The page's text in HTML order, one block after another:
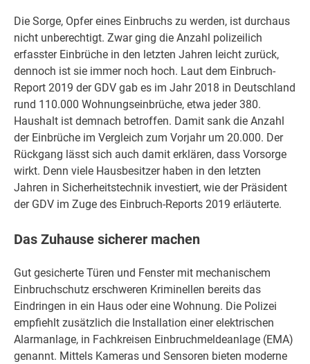
Die Sorge, Opfer eines Einbruchs zu werden, ist durchaus
nicht unberechtigt. Zwar ging die Anzahl polizeilich
erfasster Einbrüche in den letzten Jahren leicht zurück,
dennoch ist sie immer noch hoch. Laut dem Einbruch-
Report 2019 der GDV gab es im Jahr 2018 in Deutschland
rund 110.000 Wohnungseinbrüche, etwa jeder 380.
Haushalt ist demnach betroffen. Damit sank die Anzahl
der Einbrüche im Vergleich zum Vorjahr um 20.000. Der
Rückgang lässt sich auch damit erklären, dass Vorsorge
wirkt. Denn viele Hausbesitzer haben in den letzten
Jahren in Sicherheitstechnik investiert, wie der Präsident
der GDV im Zuge des Einbruch-Reports 2019 erläuterte.
Das Zuhause sicherer machen
Gut gesicherte Türen und Fenster mit mechanischem
Einbruchschutz erschweren Kriminellen bereits das
Eindringen in ein Haus oder eine Wohnung. Die Polizei
empfiehlt zusätzlich die Installation einer elektrischen
Alarmanlage, in Fachkreisen Einbruchmeldeanlage (EMA)
genannt. Mittels Kameras und Sensoren bieten moderne